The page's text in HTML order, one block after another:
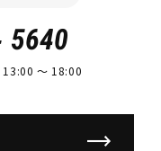
5640
〜 18:00